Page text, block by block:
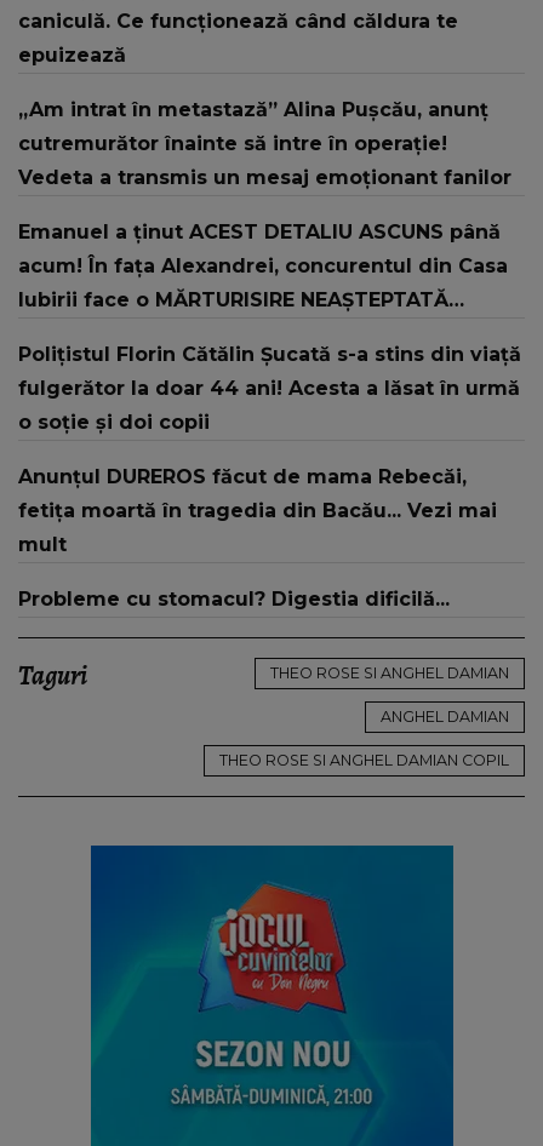
caniculă. Ce funcționează când căldura te
epuizează
„Am intrat în metastază” Alina Pușcău, anunț
cutremurător înainte să intre în operație!
Vedeta a transmis un mesaj emoționant fanilor
Emanuel a ținut ACEST DETALIU ASCUNS până
acum! În fața Alexandrei, concurentul din Casa
Iubirii face o MĂRTURISIRE NEAȘTEPTATĂ
te iubesc pentru că..."
Polițistul Florin Cătălin Șucată s-a stins din viață
fulgerător la doar 44 ani! Acesta a lăsat în urmă
o soție și doi copii
Anunțul DUREROS făcut de mama Rebecăi,
fetița moartă în tragedia din Bacău... Vezi mai
mult
Probleme cu stomacul? Digestia dificilă...
Taguri THEO ROSE SI ANGHEL DAMIAN
ANGHEL DAMIAN
THEO ROSE SI ANGHEL DAMIAN COPIL